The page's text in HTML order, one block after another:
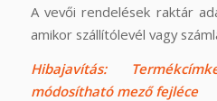
A vevői rendelések raktár
amikor szállítólevél vagy
Hibajavítás:
módosítható mező fejléce